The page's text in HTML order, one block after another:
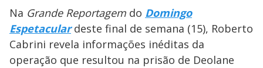
Na Grande Reportagem do Domingo
Espetaculardeste final de semana (15), Roberto
Cabrini revela informações inéditas da
operação que resultou na prisão de Deolane